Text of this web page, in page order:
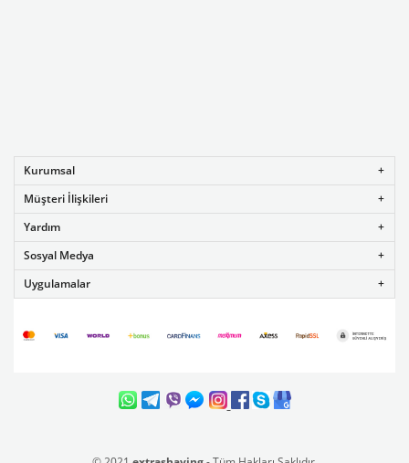
Kurumsal
Müşteri İlişkileri
Yardım
Sosyal Medya
Uygulamalar